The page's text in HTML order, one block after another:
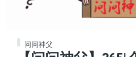
问问神父